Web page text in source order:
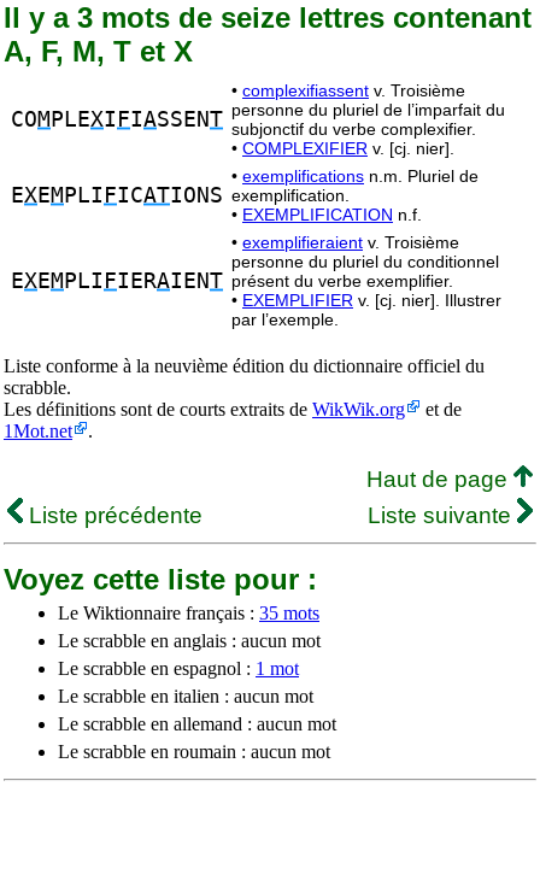
Il y a 3 mots de seize lettres contenant
A, F, M, T et X
COM PLEXI FIASSENT
• complexifiassent v. Troisième
personne du pluriel de l’imparfait du
subjonctif du verbe complexifier.
• COMPLEXIFIER v. [cj. nier].
EXEM PLI FICATIONS
• exemplifications n.m. Pluriel de
exemplification.
• EXEMPLIFICATION n.f.
EXEM PLI FIERAIENT
• exemplifieraient v. Troisième
personne du pluriel du conditionnel
présent du verbe exemplifier.
• EXEMPLIFIER v. [cj. nier]. Illustrer
par l’exemple.
Liste conforme à la neuvième édition du dictionnaire officiel du
scrabble.
Les définitions sont de courts extraits de WikWik.org
et de
1Mot.net
.
Haut de page
Liste précédente
Liste suivante
Voyez cette liste pour :
Le Wiktionnaire français : 35 mots
Le scrabble en anglais : aucun mot
Le scrabble en espagnol : 1 mot
Le scrabble en italien : aucun mot
Le scrabble en allemand : aucun mot
Le scrabble en roumain : aucun mot